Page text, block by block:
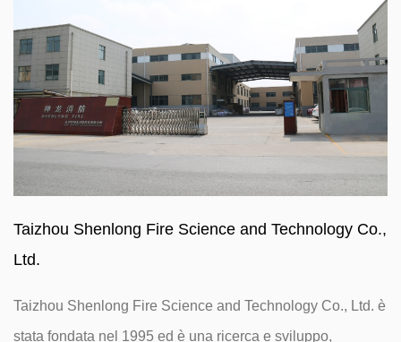
Taizhou Shenlong Fire Science and Technology Co.,
Ltd.
Taizhou Shenlong Fire Science and Technology Co., Ltd. è
stata fondata nel 1995 ed è una ricerca e sviluppo,